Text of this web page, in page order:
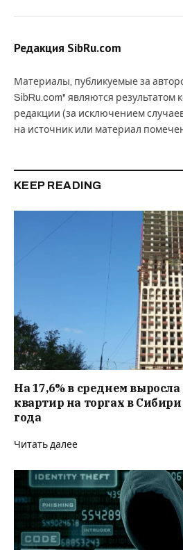
Редакция SibRu.com
Материалы, публикуемые за
SibRu.com" являются результатом
редакции (за исключением
на источник или материал
KEEP READING
На 17,6% в среднем
квартир на торгах в Сибири
года
Читать далее